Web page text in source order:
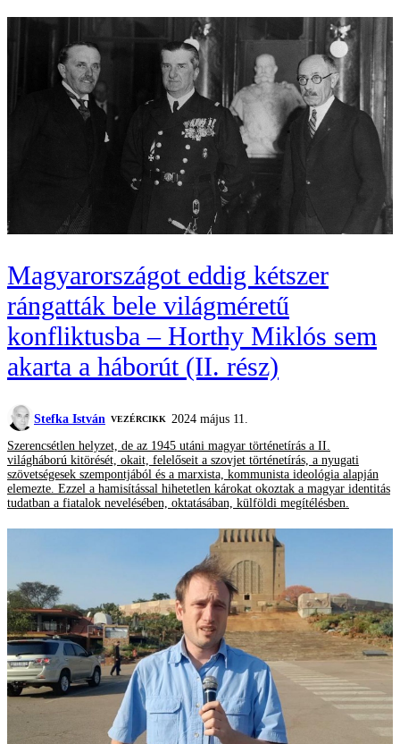
Magyarországot eddig kétszer
rángatták bele világméretű
konfliktusba – Horthy Miklós sem
akarta a háborút (II. rész)
Stefka István VEZÉRCIKK
2024 május 11.
Szerencsétlen helyzet, de az 1945 utáni magyar történetírás a II.
világháború kitörését, okait, felelőseit a szovjet történetírás, a nyugati
szövetségesek szempontjából és a marxista, kommunista ideológia alapján
elemezte. Ezzel a hamisítással hihetetlen károkat okoztak a magyar identitás
tudatban a fiatalok nevelésében, oktatásában, külföldi megítélésben.